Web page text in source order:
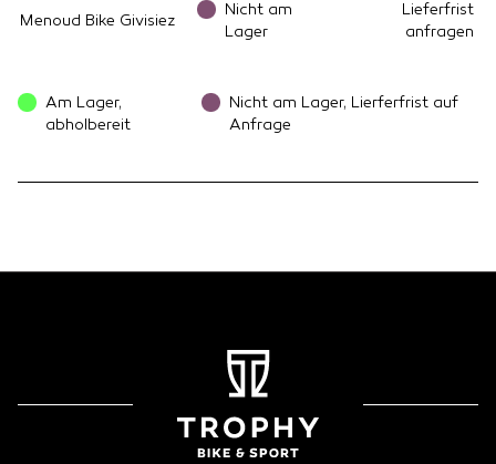
Menoud Bike Givisiez
Nicht am
Lager
Lieferfrist
anfragen
Am Lager,
abholbereit
Nicht am Lager, Lierferfrist auf
Anfrage